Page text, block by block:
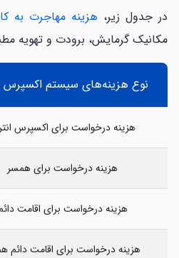
در جدول زیر، هزینه‌ مهاجرت به
مکانیک گرمایش، برودت و تهویه
نوع هزینه‌های سیستم اکسپرس
هزینه درخواست برای اکسپرس
هزینه درخواست برای همسر
هزینه درخواست برای اقامت
هزینه درخواست برای اقامت دائم